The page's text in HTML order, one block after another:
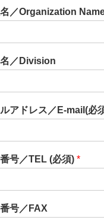
／Organization
／Division
ルアドレス／E-mail(必
号／TEL (必須) *
号／FAX